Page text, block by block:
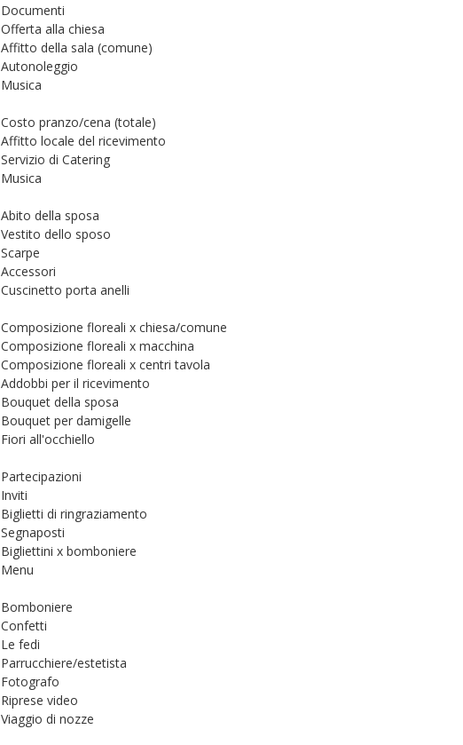
Documenti
Offerta alla chiesa
Affitto della sala (comune)
Autonoleggio
Musica
Costo pranzo/cena (totale)
Affitto locale del ricevimento
Servizio di Catering
Musica
Abito della sposa
Vestito dello sposo
Scarpe
Accessori
Cuscinetto porta anelli
Composizione floreali x chiesa/comune
Composizione floreali x macchina
Composizione floreali x centri tavola
Addobbi per il ricevimento
Bouquet della sposa
Bouquet per damigelle
Fiori all'occhiello
Partecipazioni
Inviti
Biglietti di ringraziamento
Segnaposti
Bigliettini x bomboniere
Menu
Bomboniere
Confetti
Le fedi
Parrucchiere/estetista
Fotografo
Riprese video
Viaggio di nozze